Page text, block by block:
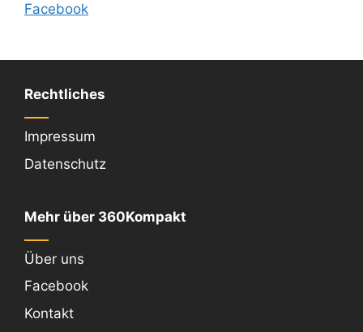
Facebook
Rechtliches
Impressum
Datenschutz
Mehr über 360Kompakt
Über uns
Facebook
Kontakt